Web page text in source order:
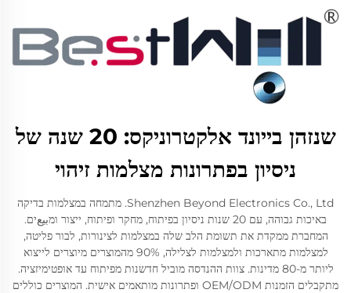
שנזהן בייונד אלקטרוניקס: 20 שנה של
ניסיון בפתרונות מצלמות זיהוי
Shenzhen Beyond Electronics Co., Ltd. מתמחה במצלמות בדיקה
באיכות גבוהה, עם 20 שנות ניסיון בפיתוח, מחקר ופיתוח, ייצור ומبيعים.
המחברת ממקדת את תשומת הלב שלה במצלמות לצינורות, לבור פליטה,
למצלמות מתארכות ולמצלמות לצלילה, 90% מהמוצרים מיוצרים לייצוא
ליותר מ-80 מדינות. צוות ההנדסה מוביל חדשנות מפיתוח עד אופטימיזציה.
מתקבלים הזמנות OEM/ODM ופתרונות מותאמים אישית. המוצרים כוללים